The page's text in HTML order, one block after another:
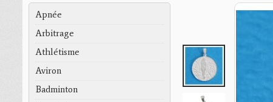
Apnée
Arbitrage
Athlétisme
Aviron
Badminton